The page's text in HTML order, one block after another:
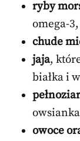
ryby
omega-3,
chude
jaja,
białka i
owoce